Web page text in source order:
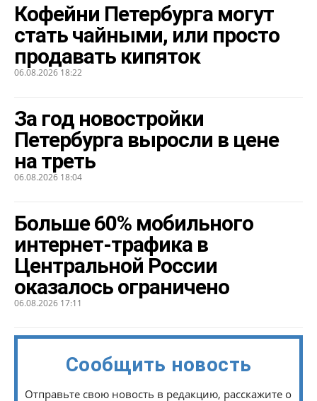
Кофейни Петербурга могут
стать чайными, или просто
продавать кипяток
06.08.2026 18:22
За год новостройки
Петербурга выросли в цене
на треть
06.08.2026 18:04
Больше 60% мобильного
интернет-трафика в
Центральной России
оказалось ограничено
06.08.2026 17:11
Сообщить новость
Отправьте свою новость в редакцию, расскажите о